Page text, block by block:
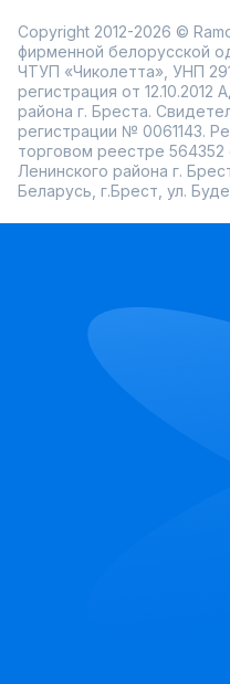
Copyright 2012-2026 ©
фирменной белорусской
ЧТУП «Чиколетта», УНП
регистрация от 12.10.2012
района г. Бреста.
регистрации № 0061143.
торговом реестре 564352
Ленинского района г.
Беларусь, г.Брест, ул.